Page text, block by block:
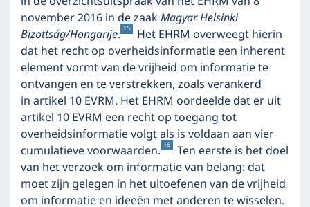
november 2016 in de zaakMagyar Helsinki
Bizottság/Hongarije. 15
Het EHRM overweegt hierin
dat het recht op overheidsinformatie een inherent
element vormt van de vrijheid om informatie te
ontvangen en te verstrekken, zoals verankerd
in artikel 10 EVRM. Het EHRM oordeelde dat er uit
artikel 10 EVRM een recht op toegang tot
overheidsinformatie volgt als is voldaan aan vier
cumulatieve voorwaarden. 16
Ten eerste is het doel
van het verzoek om informatie van belang: dat
moet zijn gelegen in het uitoefenen van de vrijheid
om informatie en ideeën met anderen te wisselen.